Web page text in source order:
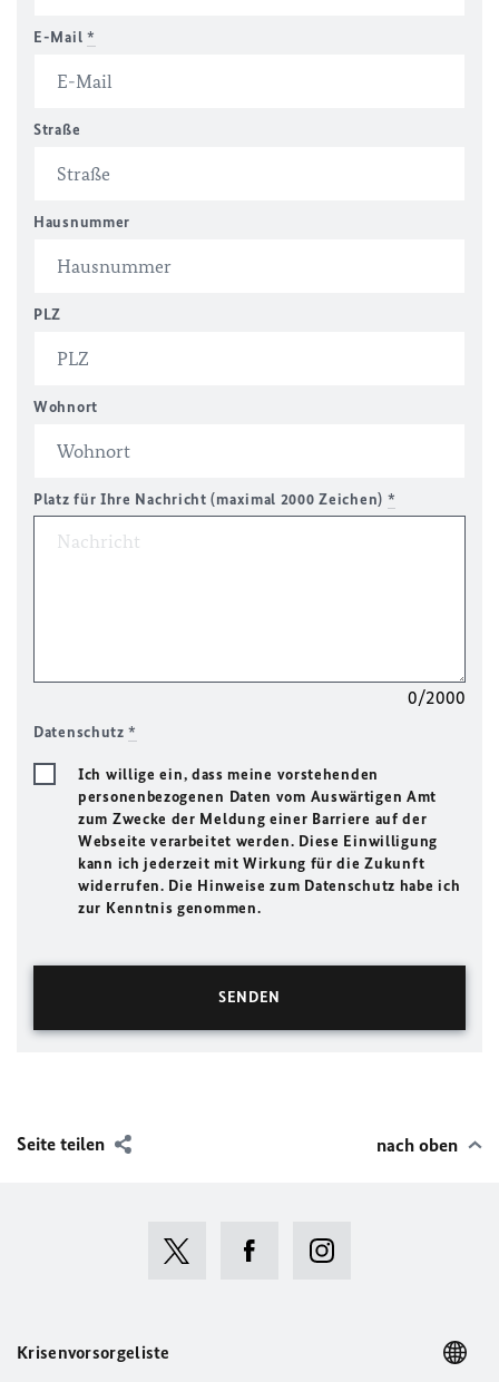
E-Mail *
Straße
Hausnummer
PLZ
Wohnort
Platz für Ihre Nachricht (maximal 2000 Zeichen) *
0/2000
Datenschutz*
Ich willige ein, dass meine vorstehenden
personenbezogenen Daten vom Auswärtigen Amt
zum Zwecke der Meldung einer Barriere auf der
Webseite verarbeitet werden. Diese Einwilligung
kann ich jederzeit mit Wirkung für die Zukunft
widerrufen. Die Hinweise zum Datenschutz habe ich
zur Kenntnis genommen.
Seite teilen nach oben
Krisenvorsorgeliste